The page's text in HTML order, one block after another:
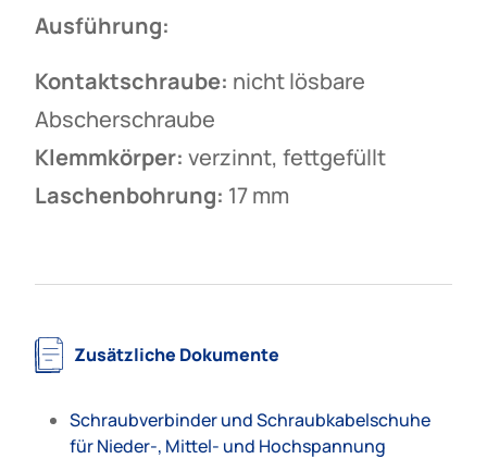
Ausführung:
Kontaktschraube: nicht lösbare
Abscherschraube
Klemmkörper: verzinnt, fettgefüllt
Laschenbohrung: 17 mm
Zusätzliche Dokumente
Schraubverbinder und Schraubkabelschuhe
für Nieder-, Mittel- und Hochspannung